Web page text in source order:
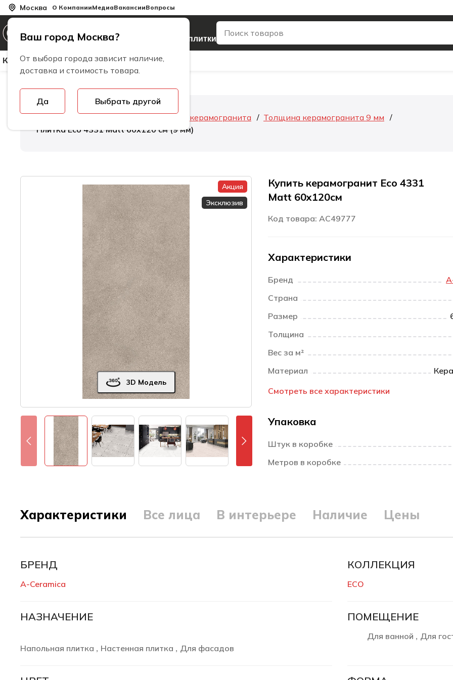
Москва
Ваш город Москва?
От выбора города зависит наличие,
доставка и стоимость товара.
Да Выбрать другой
О КомпанииМедиаВакансииВопросы
керамогранита и плитки
Керамическая ПлиткаКерамогранитБренды
Толщина керамогранита
Толщина керамогранита 9 мм
Плитка Eco 4331 Matt 60х120 см (9 мм)
3D Модель
Акция
Эксклюзив
Купить керамогранит Eco 4331
Matt 60x120см
Код товара: AC49777
Характеристики
Бренд
Страна
Размер
Толщина
Вес за м²
Материал
Смотреть все характеристики
Упаковка
Штук в коробке
Метров в коробке
Характеристики Все лица В интерьере Наличие Цены
БРЕНД
A-Ceramica
КОЛЛЕКЦИЯ
ECO
НАЗНАЧЕНИЕ
Напольная плитка , Настенная плитка , Для фасадов
ПОМЕЩЕНИЕ
Для ванной , Для